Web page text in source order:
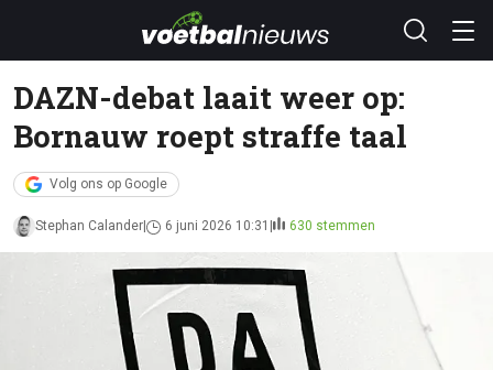
DAZN-debat laait weer op:
Bornauw roept straffe taal
Volg ons op Google
Stephan Calander 6 juni 2026 10:31 630 stemmen